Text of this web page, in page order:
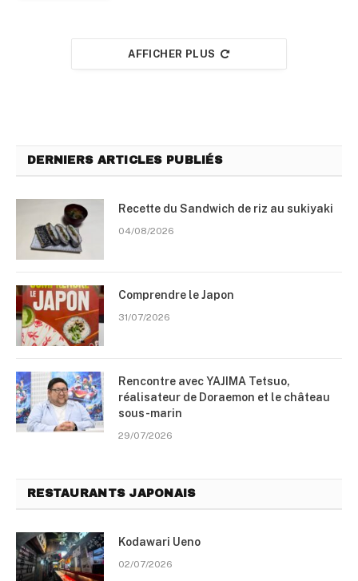
AFFICHER PLUS
DERNIERS ARTICLES PUBLIÉS
Recette du Sandwich de riz au sukiyaki
04/08/2026
Comprendre le Japon
31/07/2026
Rencontre avec YAJIMA Tetsuo,
réalisateur de Doraemon et le château
sous-marin
29/07/2026
RESTAURANTS JAPONAIS
Kodawari Ueno
02/07/2026